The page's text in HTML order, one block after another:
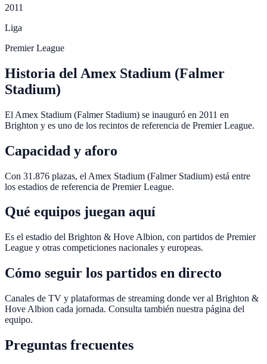
2011
Liga
Premier League
Historia del Amex Stadium (Falmer
Stadium)
El Amex Stadium (Falmer Stadium) se inauguró en 2011 en
Brighton y es uno de los recintos de referencia de Premier League.
Capacidad y aforo
Con 31.876 plazas, el Amex Stadium (Falmer Stadium) está entre
los estadios de referencia de Premier League.
Qué equipos juegan aquí
Es el estadio del Brighton & Hove Albion, con partidos de Premier
League y otras competiciones nacionales y europeas.
Cómo seguir los partidos en directo
Canales de TV y plataformas de streaming donde ver al Brighton &
Hove Albion cada jornada. Consulta también nuestra página del
equipo.
Preguntas frecuentes